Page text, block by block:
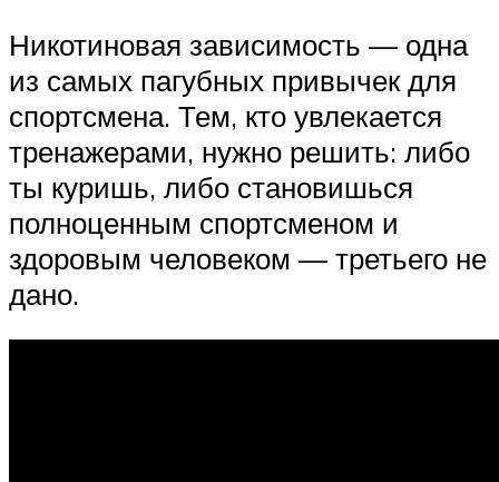
Никотиновая зависимость — одна
из самых пагубных привычек для
спортсмена. Тем, кто увлекается
тренажерами, нужно решить: либо
ты куришь, либо становишься
полноценным спортсменом и
здоровым человеком — третьего не
дано.